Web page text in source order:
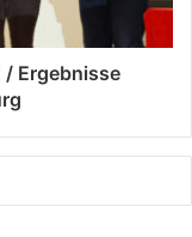
Ergebnisse